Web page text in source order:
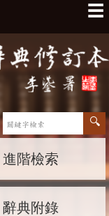
☰
進階檢索
辭典附錄